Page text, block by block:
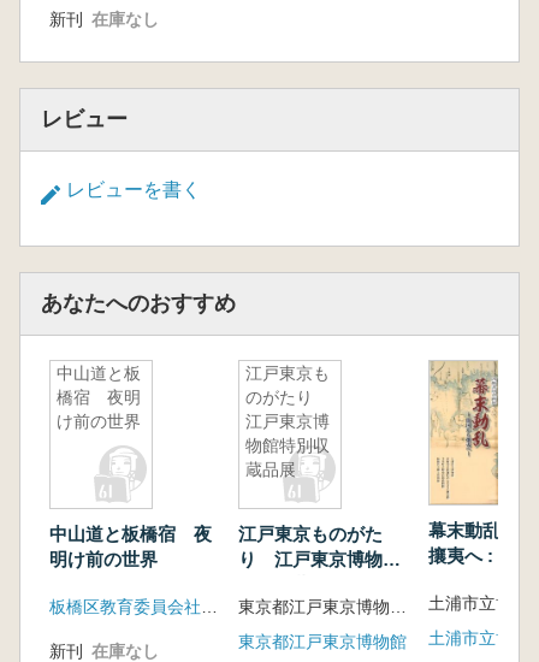
新刊 在庫なし
レビュー
レビューを書く
あなたへのおすすめ
中山道と板
橋宿 夜明
け前の世界
中山道と板橋宿 夜
明け前の世界
新刊 在庫なし
江戸東京も
のがたり
江戸東京博
物館特別収
蔵品展
江戸東京ものがた
り 江戸東京博物館
東京都江戸東京博物館
幕末動乱 : 開
攘夷へ : 四館